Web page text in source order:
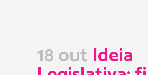
18 out Ideia